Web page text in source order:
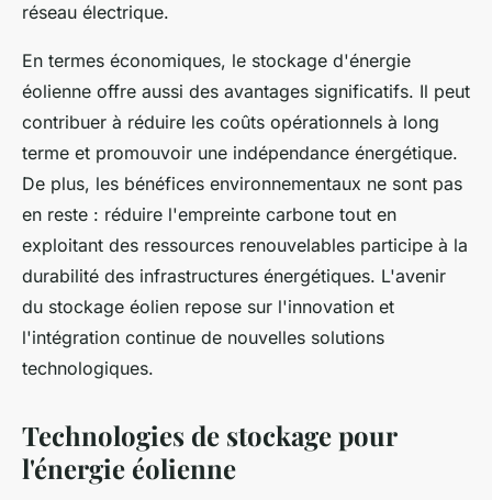
réseau électrique.
En termes économiques, le stockage d'énergie
éolienne offre aussi des avantages significatifs. Il peut
contribuer à réduire les coûts opérationnels à long
terme et promouvoir une indépendance énergétique.
De plus, les bénéfices environnementaux ne sont pas
en reste : réduire l'empreinte carbone tout en
exploitant des ressources renouvelables participe à la
durabilité des infrastructures énergétiques. L'avenir
du stockage éolien repose sur l'innovation et
l'intégration continue de nouvelles solutions
technologiques.
Technologies de stockage pour
l'énergie éolienne